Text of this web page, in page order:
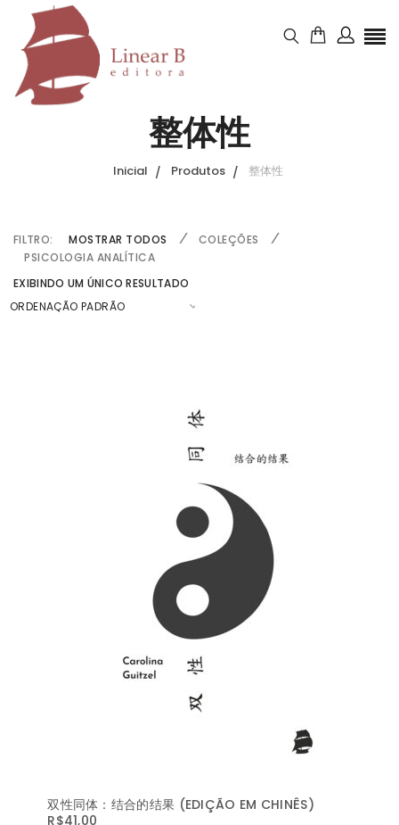
整体性
Inicial Produtos 整体性
FILTRO: MOSTRAR TODOS
COLEÇÕES
PSICOLOGIA ANALÍTICA
EXIBINDO UM ÚNICO RESULTADO
双性同体：结合的结果 (EDIÇÃO EM CHINÊS)
R$41,00